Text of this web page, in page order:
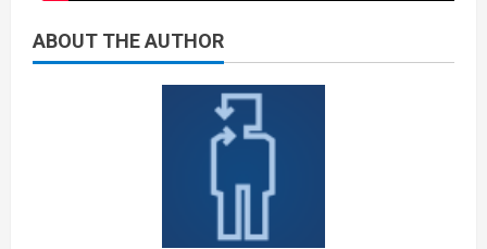
ABOUT THE AUTHOR